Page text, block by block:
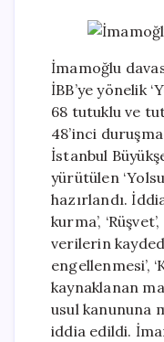
İmamoğlu
İBB’ye yönelik
68 tutuklu ve
48’inci
İstanbul
yürütülen
hazırlandı.
kurma’,
verilerin
engellenmesi’,
kaynaklanan
usul kanununa
iddia edildi.